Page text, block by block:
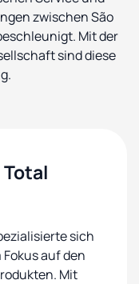
zwischen São
Mit der
sind diese
sich
auf den
Mit